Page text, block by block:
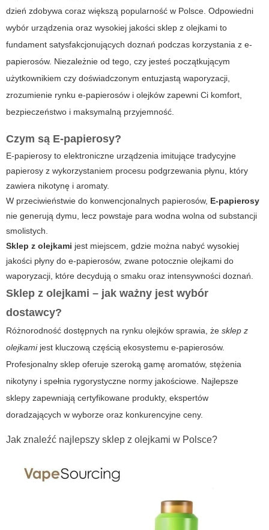
dzień zdobywa coraz większą popularność w Polsce. Odpowiedni
wybór urządzenia oraz wysokiej jakości sklep z olejkami to
fundament satysfakcjonujących doznań podczas korzystania z e-
papierosów. Niezależnie od tego, czy jesteś początkującym
użytkownikiem czy doświadczonym entuzjastą waporyzacji,
zrozumienie rynku e-papierosów i olejków zapewni Ci komfort,
bezpieczeństwo i maksymalną przyjemność.
Czym są E-papierosy?
E-papierosy to elektroniczne urządzenia imitujące tradycyjne
papierosy z wykorzystaniem procesu podgrzewania płynu, który
zawiera nikotynę i aromaty.
W przeciwieństwie do konwencjonalnych papierosów, E-papierosy
nie generują dymu, lecz powstaje para wodna wolna od substancji
smolistych.
Sklep z olejkami jest miejscem, gdzie można nabyć wysokiej
jakości płyny do e-papierosów, zwane potocznie olejkami do
waporyzacji, które decydują o smaku oraz intensywności doznań.
Sklep z olejkami – jak ważny jest wybór
dostawcy?
Różnorodność dostępnych na rynku olejków sprawia, że sklep z
olejkamijest kluczową częścią ekosystemu e-papierosów.
Profesjonalny sklep oferuje szeroką gamę aromatów, stężenia
nikotyny i spełnia rygorystyczne normy jakościowe. Najlepsze
sklepy zapewniają certyfikowane produkty, ekspertów
doradzających w wyborze oraz konkurencyjne ceny.
Jak znaleźć najlepszy sklep z olejkami w Polsce?